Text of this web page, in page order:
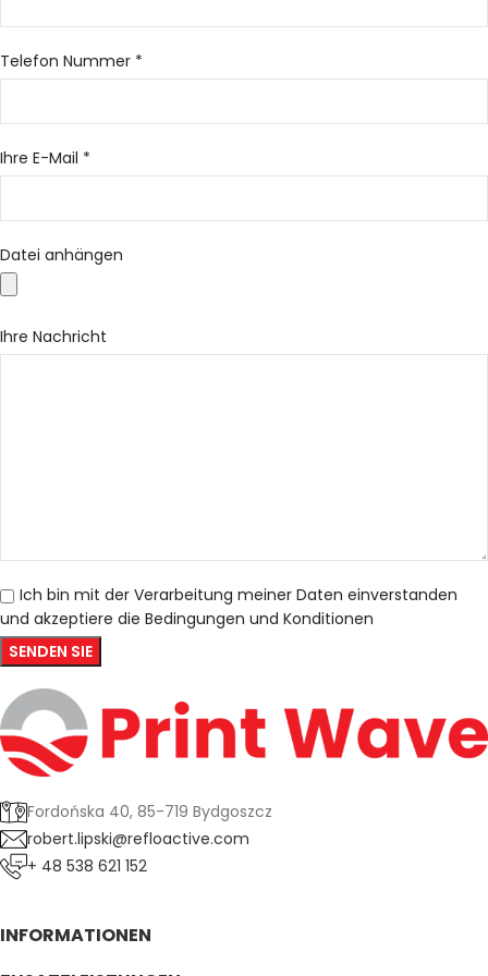
Telefon Nummer *
Ihre E-Mail *
Datei anhängen
Ihre Nachricht
Ich bin mit der Verarbeitung meiner Daten einverstanden
und akzeptiere die Bedingungen und Konditionen
Fordońska 40, 85-719 Bydgoszcz
robert.lipski@refloactive.com
+ 48 538 621 152
INFORMATIONEN